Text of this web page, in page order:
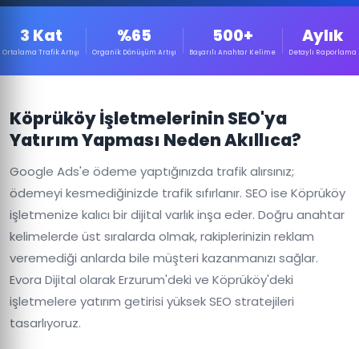
3 Kat
Ortalama Trafik Artışı
%65
Organik Dönüşüm Artışı
500+
Başarılı Anahtar Kelime
Aylık
Detaylı Raporlama
Köprüköy İşletmelerinin SEO'ya
Yatırım Yapması Neden Akıllıca?
Google Ads'e ödeme yaptığınızda trafik alırsınız;
ödemeyi kesmediğinizde trafik sıfırlanır. SEO ise Köprüköy
işletmenize kalıcı bir dijital varlık inşa eder. Doğru anahtar
kelimelerde üst sıralarda olmak, rakiplerinizin reklam
veremediği anlarda bile müşteri kazanmanızı sağlar.
Evora Dijital olarak Erzurum'deki ve Köprüköy'deki
işletmelere yatırım getirisi yüksek SEO stratejileri
tasarlıyoruz.